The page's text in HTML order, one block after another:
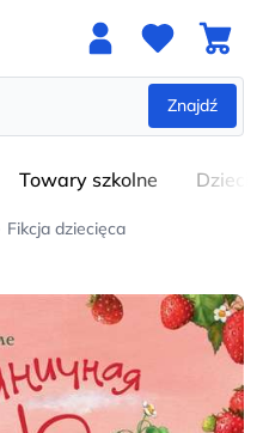
Znajdź
Towary szkolne
Fikcja dziecięca